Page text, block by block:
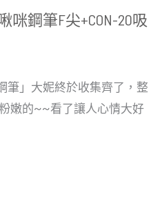
咪鋼筆F尖+CON-20吸
筆」大妮終於收集齊了，整
嫩的~~看了讓人心情大好